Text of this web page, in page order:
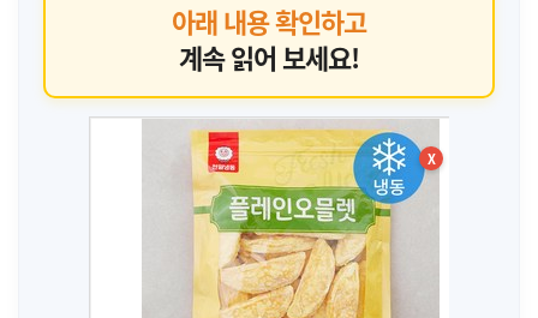
아래 내용 확인하고
계속 읽어 보세요!
X